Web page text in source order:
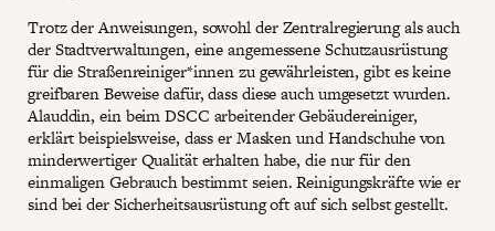
Trotz der Anweisungen, sowohl der Zentralregierung als auch
der Stadtverwaltungen, eine angemessene Schutzausrüstung
für die Straßenreiniger*innen zu gewährleisten, gibt es keine
greifbaren Beweise dafür, dass diese auch umgesetzt wurden.
Alauddin, ein beim DSCC arbeitender Gebäudereiniger,
erklärt beispielsweise, dass er Masken und Handschuhe von
minderwertiger Qualität erhalten habe, die nur für den
einmaligen Gebrauch bestimmt seien. Reinigungskräfte wie er
sind bei der Sicherheitsausrüstung oft auf sich selbst gestellt.